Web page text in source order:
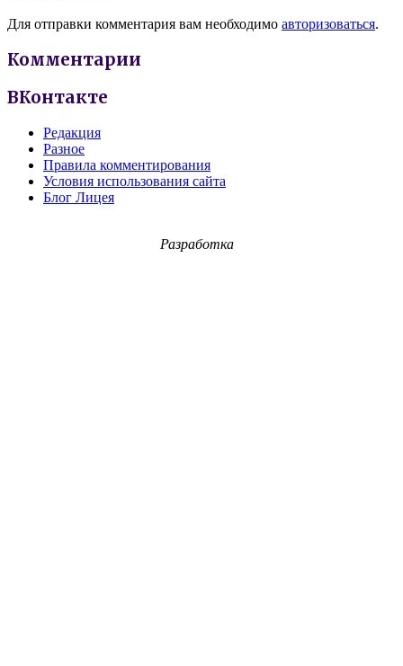
Для отправки комментария вам необходимо авторизоваться.
Комментарии
ВКонтакте
Редакция
Разное
Правила комментирования
Условия использования сайта
Блог Лицея
Разработка